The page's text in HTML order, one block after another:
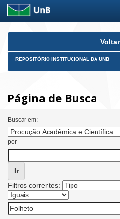
Skip
Voltar
REPOSITÓRIO INSTITUCIONAL DA UNB
Página de Busca
Buscar em:
por
Filtros correntes: